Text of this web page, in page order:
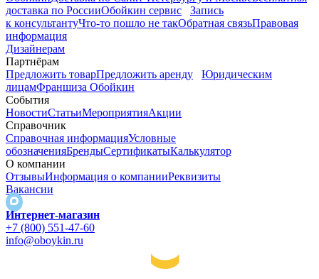
доставка по РоссииОбойкин сервис
Запись
к консультантуЧто-то пошло не такОбратная связьПравовая
информация
Дизайнерам
Партнёрам
Предложить товарПредложить аренду
Юридическим
лицамФраншиза Обойкин
События
НовостиСтатьиМероприятияАкции
Справочник
Справочная информацияУсловные
обозначенияБрендыСертификатыКалькулятор
О компании
ОтзывыИнформация о компанииРеквизиты
Вакансии
Интернет-магазин
+7 (800) 551-47-60
info@oboykin.ru